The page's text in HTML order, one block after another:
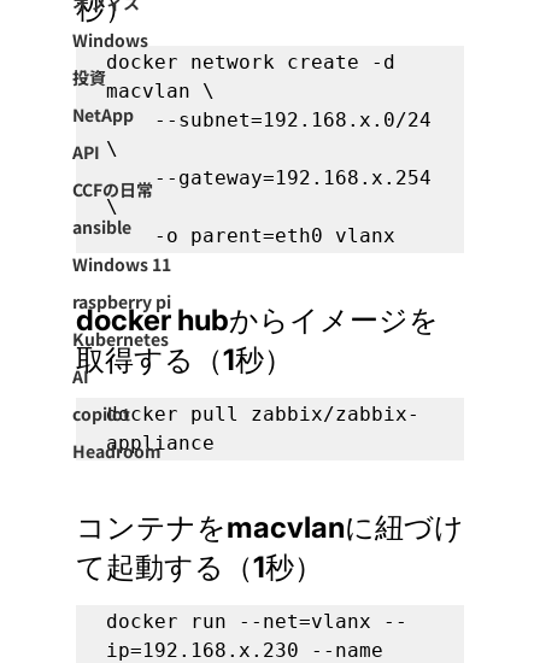
Windows
投資
NetApp
API
CCFの日常
ansible
Windows 11
raspberry pi
Kubernetes
AI
copilot
Headroom
秒）
docker network create -d
macvlan \
    --subnet=192.168.x.0/24
\
    --gateway=192.168.x.254
\
    -o parent=eth0 vlanx
docker hubからイメージを
取得する（1秒）
docker pull zabbix/zabbix-
appliance
コンテナをmacvlanに紐づけ
て起動する（1秒）
docker run --net=vlanx --
ip=192.168.x.230 --name